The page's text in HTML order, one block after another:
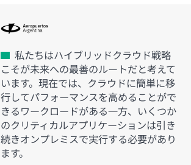
私たちはハイブリッドクラウド戦略
こそが未来への最善のルートだと考えて
います。現在では、クラウドに簡単に移
行してパフォーマンスを高めることがで
きるワークロードがある一方、いくつか
のクリティカルアプリケーションは引き
続きオンプレミスで実行する必要があり
ます。